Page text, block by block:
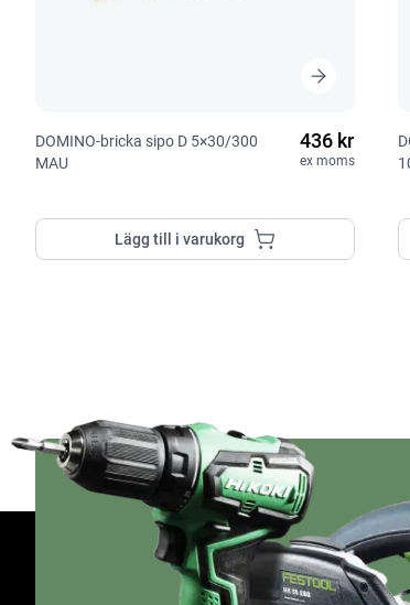
DOMINO-bricka sipo D 5×30/300
MAU
436 kr
ex moms
Lägg till i varukorg